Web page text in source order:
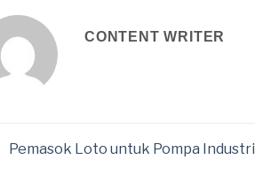
CONTENT WRITER
Pemasok Loto untuk Pompa Industri